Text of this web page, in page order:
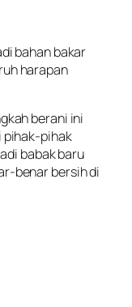
bahan bakar
harapan
berani ini
pihak-pihak
babak baru
benar bersih di